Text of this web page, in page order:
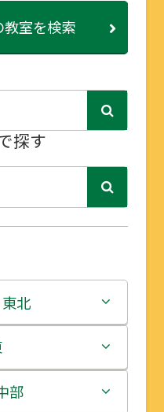
教室を検索
探す
北
部